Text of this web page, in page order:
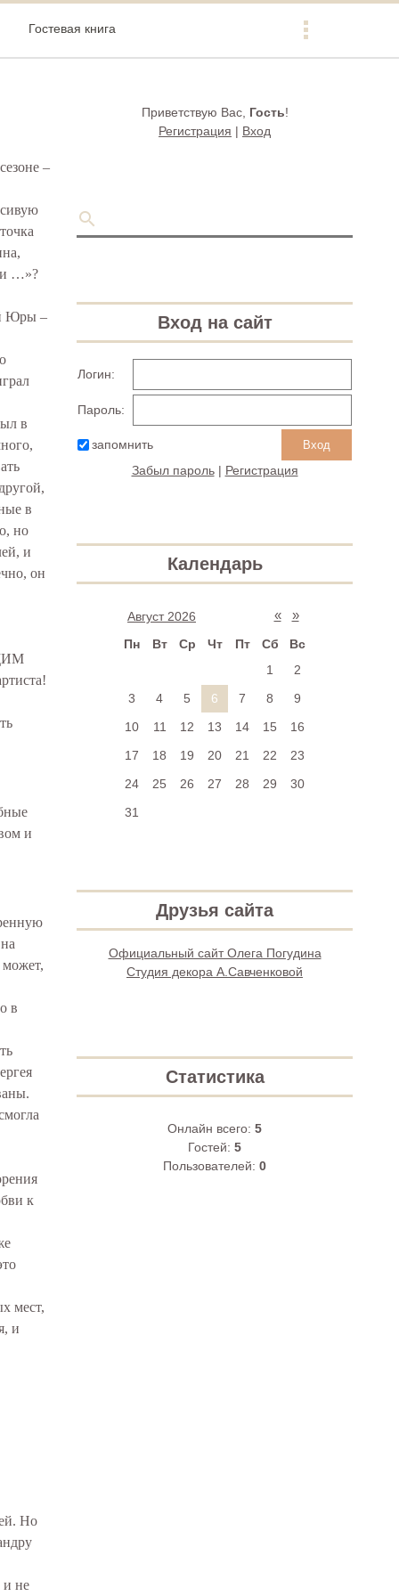
Гостевая книга
–
и …»?
Юры –
в
в
но
и
он
и
в
к
мест,
и
Но
и не
Приветствую Вас, Гость!
Регистрация | Вход
Вход на сайт
Логин:
Пароль:
запомнить
Забыл пароль| Регистрация
Календарь
«
Август 2026 »
Пн Вт Ср Чт Пт Сб
Вс
1
2
3
4 5 6 7 8
9
10
11 12 13 14 15
16
17
18 19 20 21 22
23
24
25 26 27 28 29
30
31
Друзья сайта
Официальный сайт Олега Погудина
Студия декора А.Савченковой
Статистика
Онлайн всего: 5
Гостей: 5
Пользователей: 0